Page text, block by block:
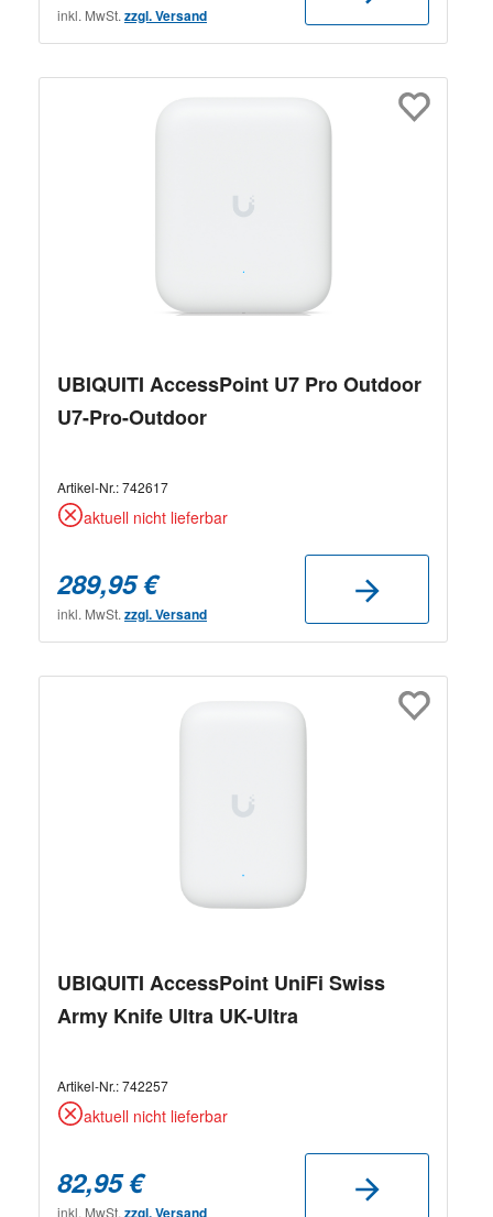
inkl. MwSt. zzgl. Versand
UBIQUITI AccessPoint U7 Pro Outdoor
U7-Pro-Outdoor
Artikel-Nr.:742617
aktuell nicht lieferbar
289,95 €
inkl. MwSt. zzgl. Versand
UBIQUITI AccessPoint UniFi Swiss
Army Knife Ultra UK-Ultra
Artikel-Nr.:742257
aktuell nicht lieferbar
82,95 €
inkl. MwSt. zzgl. Versand